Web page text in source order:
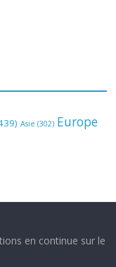
Asie (302) Europe
en continue sur le